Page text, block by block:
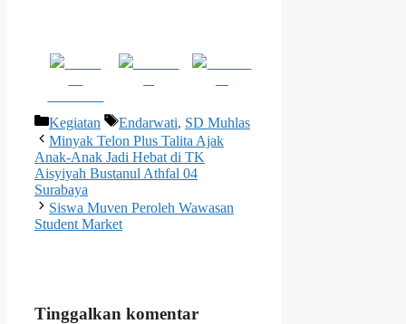
Kategori
Kegiatan Tag
Endarwati, SD Muhlas
Minyak Telon Plus Talita Ajak
Anak-Anak Jadi Hebat di TK
Aisyiyah Bustanul Athfal 04
Surabaya
Siswa Muven Peroleh Wawasan
Student Market
Tinggalkan komentar